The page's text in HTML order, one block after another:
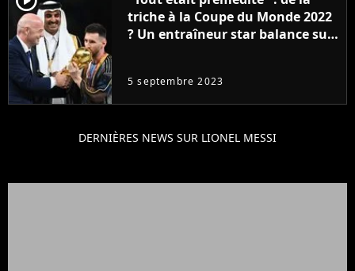
triche à la Coupe du Monde 2022
? Un entraîneur star balance sur
5 septembre 2023
DERNIÈRES NEWS SUR LIONEL MESSI